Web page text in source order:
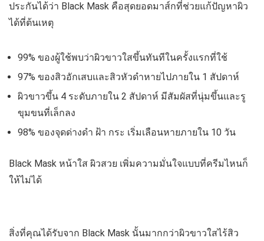
ประกันได้ว่า Black Mask คือสุดยอดมาส์กที่ช่วยแก้ปัญหาผิว
ได้ที่ต้นเหตุ
99% ของผู้ใช้พบว่าผิวขาวใสขึ้นทันทีในครั้งแรกที่ใช้
97% ของสิวอักเสบและสิวหัวดำหายไปภายใน 1 สัปดาห์
ผิวขาวขึ้น 4 ระดับภายใน 2 สัปดาห์ มีสัมผัสที่นุ่มขึ้นและรู
ขุมขนที่เล็กลง
98% ของจุดด่างดำ ฝ้า กระ เริ่มเลือนหายภายใน 10 วัน
Black Mask หน้าใส ผิวสวย เพิ่มความมั่นใจแบบที่ครีมไหนก็
ให้ไม่ได้
สิ่งที่คุณได้รับจาก Black Mask นั้นมากกว่าผิวขาวใสไร้สิว